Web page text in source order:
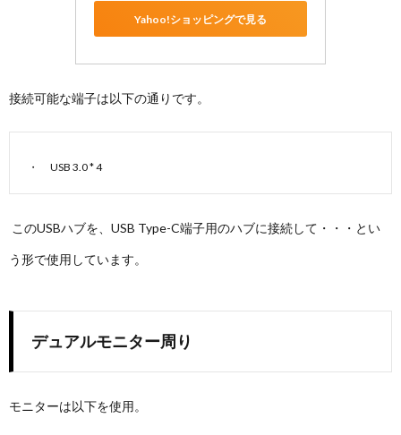
Yahoo!ショッピングで見る
接続可能な端子は以下の通りです。
USB 3.0 * 4
このUSBハブを、USB Type-C端子用のハブに接続して・・・とい
う形で使用しています。
デュアルモニター周り
モニターは以下を使用。